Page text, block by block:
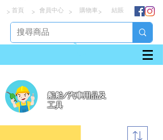
> > > >
首頁 會員中心 購物車 結賬
船舶/汽車用品及
工具